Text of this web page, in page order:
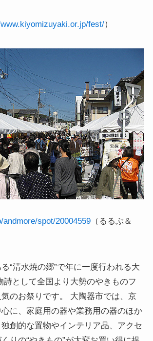
fest/）
spot/20004559（るるぶ＆
“清水焼の郷”で年に一度行われる大
詩として全国より大勢のやきものフ
気のお祭りです。 大陶器市では、京
に、家庭用の器や業務用の器のほか
創的な置物やインテリア品、アクセ